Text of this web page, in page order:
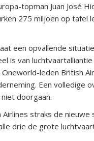
topman Juan José
275 miljoen op tafel
een opvallende
is van
leden British
Een volledige
doorgaan.
Airlines straks de
drie de grote